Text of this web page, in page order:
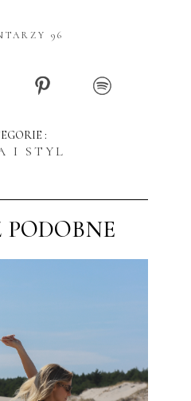
96
:
I STYL